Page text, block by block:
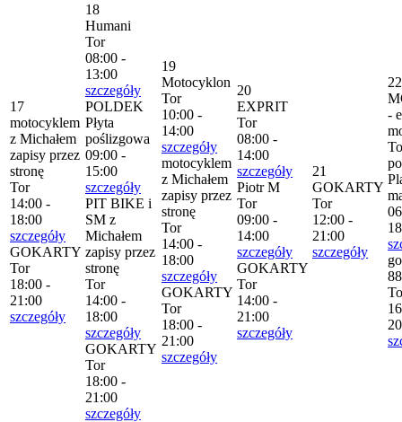
17
motocyklem
z Michałem
zapisy przez
stronę
Tor
14:00 -
18:00
szczegóły
GOKARTY
Tor
18:00 -
21:00
szczegóły
18
Humani
Tor
08:00 -
13:00
szczegóły
POLDEK
Płyta
poślizgowa
09:00 -
15:00
szczegóły
PIT BIKE i
SM z
Michałem
zapisy przez
stronę
Tor
14:00 -
18:00
szczegóły
GOKARTY
Tor
18:00 -
21:00
szczegóły
19
Motocyklon
Tor
10:00 -
14:00
szczegóły
motocyklem
z Michałem
zapisy przez
stronę
Tor
14:00 -
18:00
szczegóły
GOKARTY
Tor
18:00 -
21:00
szczegóły
20
EXPRIT
Tor
08:00 -
14:00
szczegóły
Piotr M
Tor
09:00 -
14:00
szczegóły
GOKARTY
Tor
14:00 -
21:00
szczegóły
21
GOKARTY
Tor
12:00 -
21:00
szczegóły
22
-